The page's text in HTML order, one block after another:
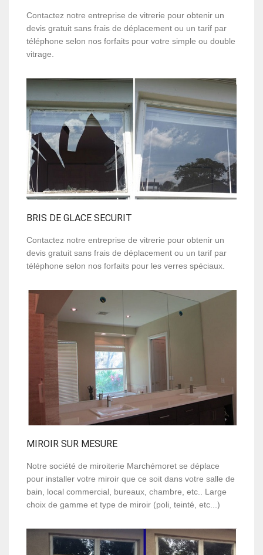
Contactez notre entreprise de vitrerie pour obtenir un
devis gratuit sans frais de déplacement ou un tarif par
téléphone selon nos forfaits pour votre simple ou double
vitrage.
BRIS DE GLACE SECURIT
Contactez notre entreprise de vitrerie pour obtenir un
devis gratuit sans frais de déplacement ou un tarif par
téléphone selon nos forfaits pour les verres spéciaux.
MIROIR SUR MESURE
Notre société de miroiterie Marchémoret se déplace
pour installer votre miroir que ce soit dans votre salle de
bain, local commercial, bureaux, chambre, etc.. Large
choix de gamme et type de miroir (poli, teinté, etc...)